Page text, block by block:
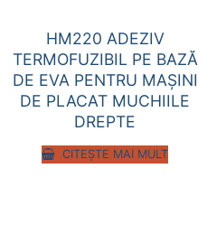
HM220 ADEZIV
TERMOFUZIBIL PE BAZĂ
DE EVA PENTRU MAŞINI
DE PLACAT MUCHIILE
DREPTE
CITEȘTE MAI MULT